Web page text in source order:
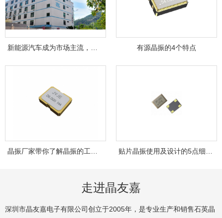
有源晶振的4个特点
晶振厂家带你了解晶振的工作原理！ 贴片晶振使用及设计的5点细节，你注意到了...
走进晶友嘉
深圳市晶友嘉电子有限公司创立于2005年，是专业生产和销售石英晶